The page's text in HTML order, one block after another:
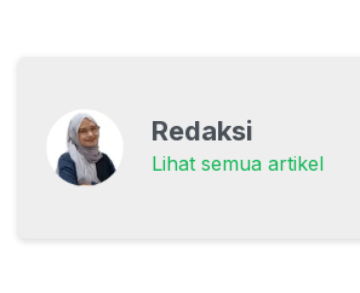
Redaksi
Lihat semua artikel